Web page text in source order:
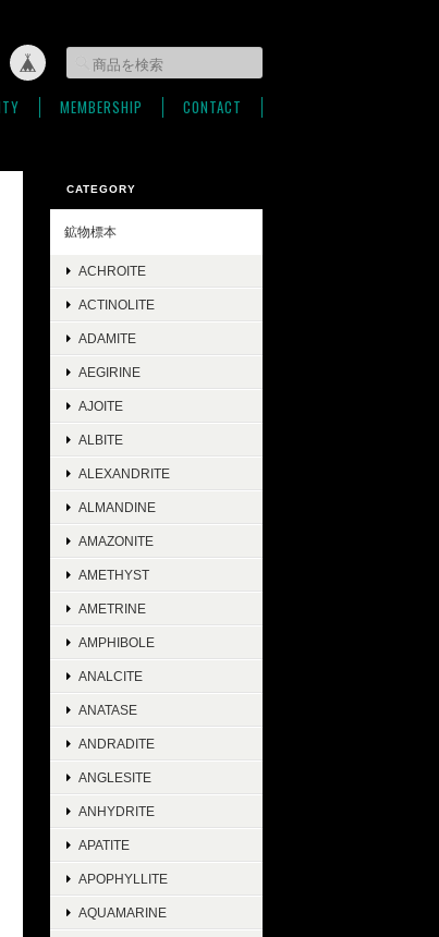
MEMBERSHIP CONTACT
CATEGORY
鉱物標本
ACHROITE
ACTINOLITE
ADAMITE
AEGIRINE
AJOITE
ALBITE
ALEXANDRITE
ALMANDINE
AMAZONITE
AMETHYST
AMETRINE
AMPHIBOLE
ANALCITE
ANATASE
ANDRADITE
ANGLESITE
ANHYDRITE
APATITE
APOPHYLLITE
AQUAMARINE